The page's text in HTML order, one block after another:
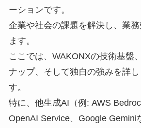
ーションです。
企業や社会の課題を解決し、業
ます。
ここでは、WAKONXの技術基盤
ナップ、そして独自の強みを詳し
す。
特に、他生成AI（例: AWS
OpenAI Service、Google Gemini